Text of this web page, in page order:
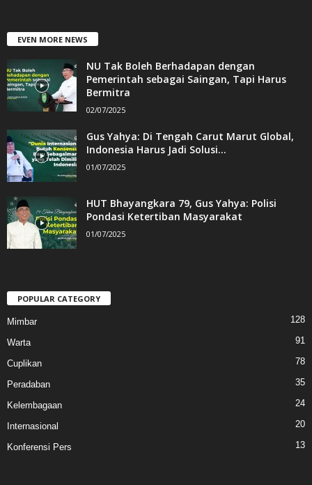
EVEN MORE NEWS
NU Tak Boleh Berhadapan dengan
Pemerintah sebagai Saingan, Tapi Harus
Bermitra
02/07/2025
Gus Yahya: Di Tengah Carut Marut Global,
Indonesia Harus Jadi Solusi...
01/07/2025
HUT Bhayangkara 79, Gus Yahya: Polisi
Pondasi Ketertiban Masyarakat
01/07/2025
POPULAR CATEGORY
Mimbar 128
Warta 91
Cuplikan 78
Peradaban 35
Kelembagaan 24
Internasional 20
Konferensi Pers 13